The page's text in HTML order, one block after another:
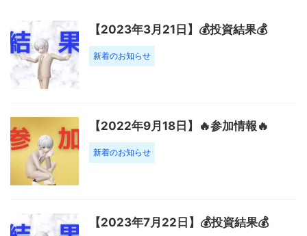
【2023年3月21日】💰投資結果💰
新着のお知らせ
【2022年9月18日】🔥参加情報🔥
新着のお知らせ
【2023年7月22日】💰投資結果💰